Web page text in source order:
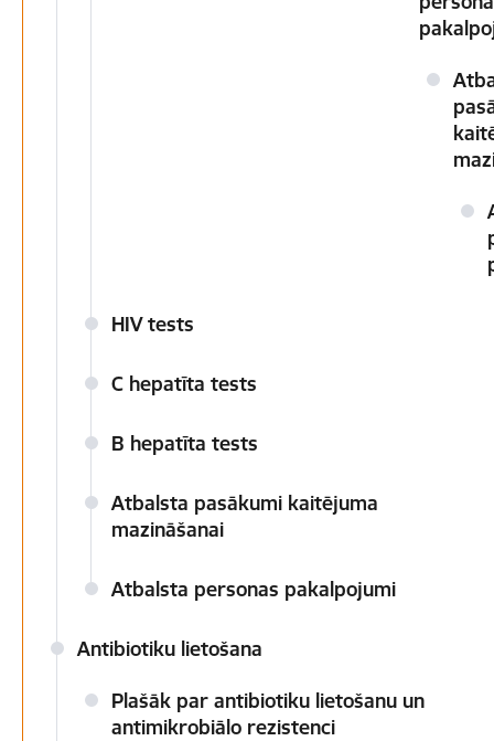
HIV tests
C hepatīta tests
B hepatīta tests
Atbalsta pasākumi kaitējuma
mazināšanai
Atbalsta personas pakalpojumi
Antibiotiku lietošana
Plašāk par antibiotiku lietošanu un
antimikrobiālo rezistenci